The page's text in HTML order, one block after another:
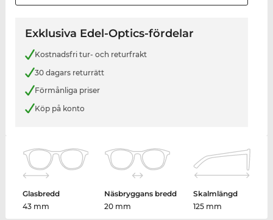
Exklusiva Edel-Optics-fördelar
Kostnadsfri tur- och returfrakt
30 dagars returrätt
Förmånliga priser
Köp på konto
Glasbredd
43 mm
Näsbryggans bredd
20 mm
Skalmlängd
125 mm